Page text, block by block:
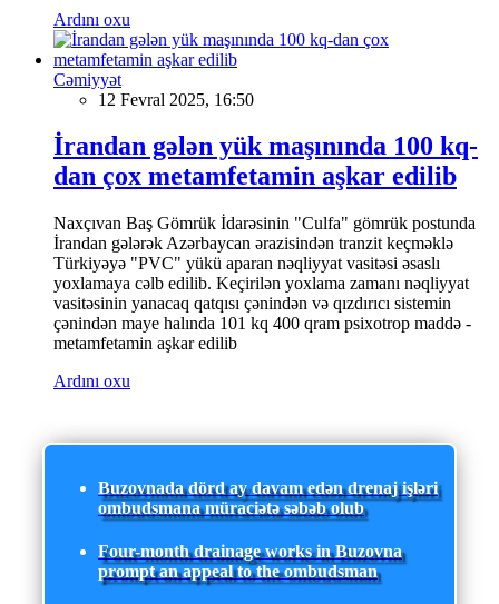
Ardını oxu
Cəmiyyət
12 Fevral 2025, 16:50
İrandan gələn yük maşınında 100 kq-
dan çox metamfetamin aşkar edilib
Naxçıvan Baş Gömrük İdarəsinin "Culfa" gömrük postunda
İrandan gələrək Azərbaycan ərazisindən tranzit keçməklə
Türkiyəyə "PVC" yükü aparan nəqliyyat vasitəsi əsaslı
yoxlamaya cəlb edilib. Keçirilən yoxlama zamanı nəqliyyat
vasitəsinin yanacaq qatqısı çənindən və qızdırıcı sistemin
çənindən maye halında 101 kq 400 qram psixotrop maddə -
metamfetamin aşkar edilib
Ardını oxu
Buzovnada dörd ay davam edən drenaj işləri
ombudsmana müraciətə səbəb olub
Four-month drainage works in Buzovna
prompt an appeal to the ombudsman